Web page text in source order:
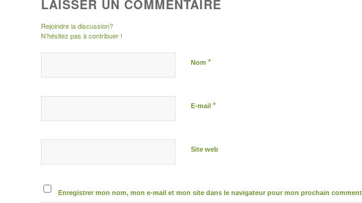
LAISSER UN COMMENTAIRE
Rejoindre la discussion?
N’hésitez pas à contribuer !
Nom *
E-mail *
Site web
Enregistrer mon nom, mon e-mail et mon site dans le navigateur pour mon prochain